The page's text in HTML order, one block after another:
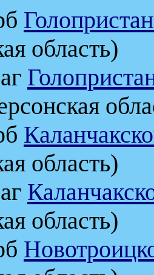
область)
область)
область)